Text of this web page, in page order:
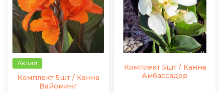
Акция
Комплект 5шт / Канна
Вайоминг
Комплект 5шт / Канна
Амбассадор